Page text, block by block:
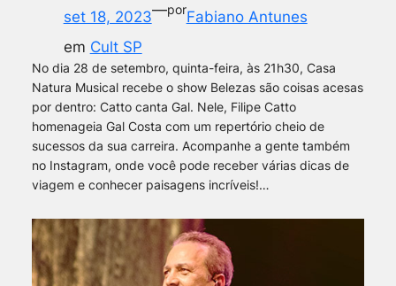
set 18, 2023—porFabiano Antunes
em Cult SP
No dia 28 de setembro, quinta-feira, às 21h30, Casa
Natura Musical recebe o show Belezas são coisas acesas
por dentro: Catto canta Gal. Nele, Filipe Catto
homenageia Gal Costa com um repertório cheio de
sucessos da sua carreira. Acompanhe a gente também
no Instagram, onde você pode receber várias dicas de
viagem e conhecer paisagens incríveis!…